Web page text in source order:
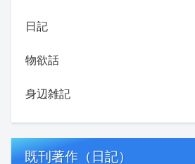
日記
物欲話
身辺雑記
既刊著作（日記）